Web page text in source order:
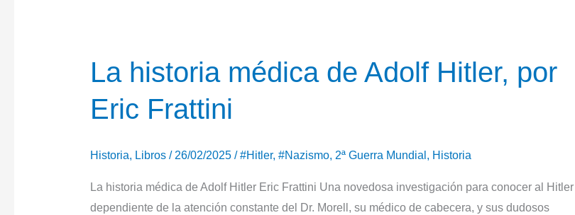
de
Jean
López
La historia médica de Adolf Hitler, por
Eric Frattini
Historia, Libros/ 26/02/2025 /#Hitler, #Nazismo, 2ª Guerra Mundial , Historia
La historia médica de Adolf Hitler Eric Frattini Una novedosa investigación para conocer al Hitler
dependiente de la atención constante del Dr. Morell, su médico de cabecera, y sus dudosos